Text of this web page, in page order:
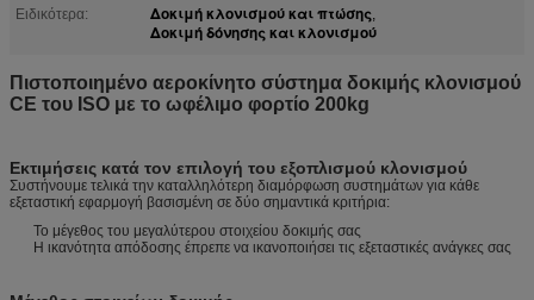
Ειδικότερα:
Δοκιμή κλονισμού και πτώσης,
Δοκιμή δόνησης και κλονισμού
Πιστοποιημένο αεροκίνητο σύστημα δοκιμής κλονισμού
CE του ISO με το ωφέλιμο φορτίο 200kg
Εκτιμήσεις κατά τον επιλογή του εξοπλισμού κλονισμού
Συστήνουμε τελικά την καταλληλότερη διαμόρφωση συστημάτων για κάθε
εξεταστική εφαρμογή βασισμένη σε δύο σημαντικά κριτήρια:
Το μέγεθος του μεγαλύτερου στοιχείου δοκιμής σας
Η ικανότητα απόδοσης έπρεπε να ικανοποιήσει τις εξεταστικές ανάγκες σας